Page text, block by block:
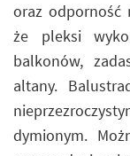
oraz odporność
że pleksi
balkonów,
altany.
dymionym.